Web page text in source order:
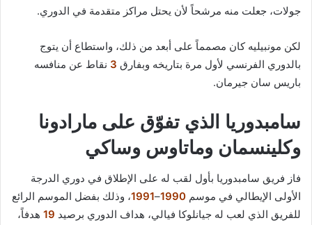
جولات، جعلت منه مرشحاً لأن يحتل مراكز متقدمة في الدوري.
لكن مونبيليه كان مصمماً على أبعد من ذلك، واستطاع أن يتوج
بالدوري الفرنسي لأول مرة بتاريخه وبفارق 3 نقاط عن منافسه
باريس سان جيرمان.
سامبدوريا الذي تفوّق على مارادونا
وكلينسمان وماتاوس وساكي
فاز فريق سامبدوريا بأول لقب له على الإطلاق في دوري الدرجة
الأولى الإيطالي في موسم 1990
–
1991، وذلك بفضل الموسم الرائع
للفريق الذي لعب له جيانلوكا فيالي، هداف الدوري برصيد 19 هدفاً،